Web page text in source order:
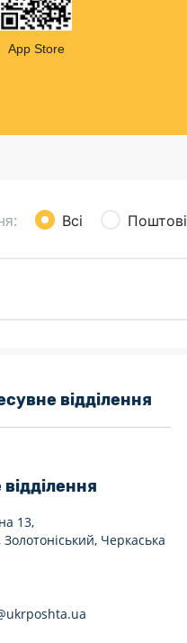
App Store
Всі Поштові
тиждень
після 19:00
у вихідні
відділення
13,
Черкаська